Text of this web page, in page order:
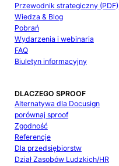
Przewodnik strategiczny (PDF)
Wiedza & Blog
Pobrań
Wydarzenia i webinaria
FAQ
Biuletyn informacyjny
DLACZEGO SPROOF
Alternatywa dla Docusign
porównaj sproof
Zgodność
Referencje
Dla przedsiębiorstw
Dział Zasobów Ludzkich/HR